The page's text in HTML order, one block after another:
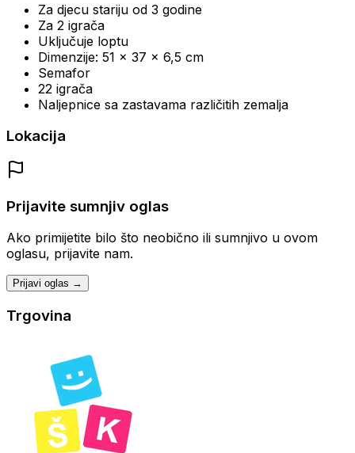
Za djecu stariju od 3 godine
Za 2 igrača
Uključuje loptu
Dimenzije: 51 x 37 x 6,5 cm
Semafor
22 igrača
Naljepnice sa zastavama različitih zemalja
Lokacija
Prijavite sumnjiv oglas
Ako primijetite bilo što neobično ili sumnjivo u ovom
oglasu, prijavite nam.
Prijavi oglas →
Trgovina